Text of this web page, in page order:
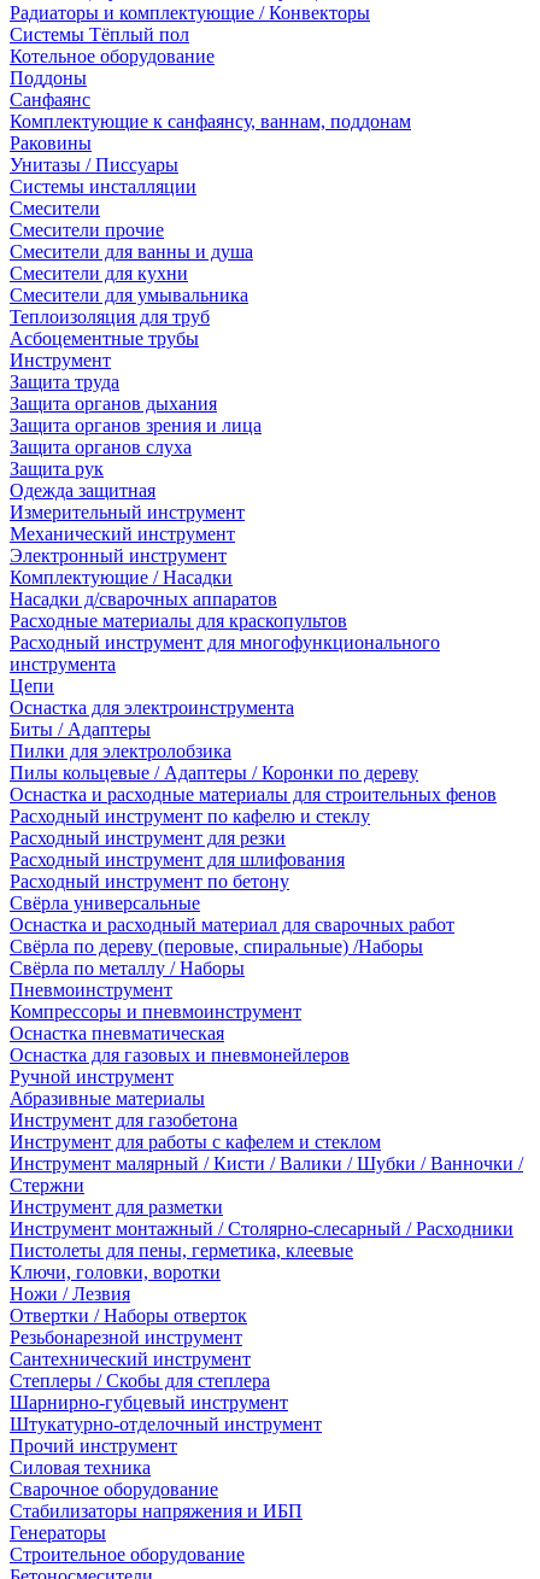
Радиаторы и комплектующие / Конвекторы
Системы Тёплый пол
Котельное оборудование
Поддоны
Санфаянс
Комплектующие к санфаянсу, ваннам, поддонам
Раковины
Унитазы / Писсуары
Системы инсталляции
Смесители
Смесители прочие
Смесители для ванны и душа
Смесители для кухни
Смесители для умывальника
Теплоизоляция для труб
Асбоцементные трубы
Инструмент
Защита труда
Защита органов дыхания
Защита органов зрения и лица
Защита органов слуха
Защита рук
Одежда защитная
Измерительный инструмент
Механический инструмент
Электронный инструмент
Комплектующие / Насадки
Насадки д/сварочных аппаратов
Расходные материалы для краскопультов
Расходный инструмент для многофункционального
инструмента
Цепи
Оснастка для электроинструмента
Биты / Адаптеры
Пилки для электролобзика
Пилы кольцевые / Адаптеры / Коронки по дереву
Оснастка и расходные материалы для строительных фенов
Расходный инструмент по кафелю и стеклу
Расходный инструмент для резки
Расходный инструмент для шлифования
Расходный инструмент по бетону
Свёрла универсальные
Оснастка и расходный материал для сварочных работ
Свёрла по дереву (перовые, спиральные) /Наборы
Свёрла по металлу / Наборы
Пневмоинструмент
Компрессоры и пневмоинструмент
Оснастка пневматическая
Оснастка для газовых и пневмонейлеров
Ручной инструмент
Абразивные материалы
Инструмент для газобетона
Инструмент для работы с кафелем и стеклом
Инструмент малярный / Кисти / Валики / Шубки / Ванночки /
Стержни
Инструмент для разметки
Инструмент монтажный / Столярно-слесарный / Расходники
Пистолеты для пены, герметика, клеевые
Ключи, головки, воротки
Ножи / Лезвия
Отвертки / Наборы отверток
Резьбонарезной инструмент
Сантехнический инструмент
Степлеры / Скобы для степлера
Шарнирно-губцевый инструмент
Штукатурно-отделочный инструмент
Прочий инструмент
Силовая техника
Сварочное оборудование
Стабилизаторы напряжения и ИБП
Генераторы
Строительное оборудование